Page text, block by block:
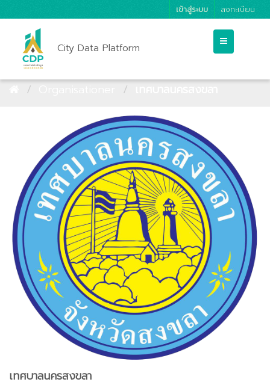
เข้าสู่ระบบ ลงทะเบียน
City Data Platform
เทศบาลนครสงขลา